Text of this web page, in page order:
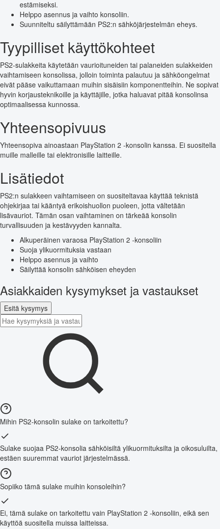
estämiseksi.
Helppo asennus ja vaihto konsoliin.
Suunniteltu säilyttämään PS2:n sähköjärjestelmän eheys.
Tyypilliset käyttökohteet
PS2-sulakkeita käytetään vaurioituneiden tai palaneiden sulakkeiden
vaihtamiseen konsolissa, jolloin toiminta palautuu ja sähköongelmat
eivät pääse vaikuttamaan muihin sisäisiin komponentteihin. Ne sopivat
hyvin korjausteknikoille ja käyttäjille, jotka haluavat pitää konsolinsa
optimaalisessa kunnossa.
Yhteensopivuus
Yhteensopiva ainoastaan PlayStation 2 -konsolin kanssa. Ei suositella
muille malleille tai elektronisille laitteille.
Lisätiedot
PS2:n sulakkeen vaihtamiseen on suositeltavaa käyttää teknistä
ohjekirjaa tai kääntyä erikoishuollon puoleen, jotta vältetään
lisävauriot. Tämän osan vaihtaminen on tärkeää konsolin
turvallisuuden ja kestävyyden kannalta.
Alkuperäinen varaosa PlayStation 2 -konsoliin
Suoja ylikuormituksia vastaan
Helppo asennus ja vaihto
Säilyttää konsolin sähköisen eheyden
Asiakkaiden kysymykset ja vastaukset
Esitä kysymys
Mihin PS2-konsolin sulake on tarkoitettu?
Sulake suojaa PS2-konsolia sähköisiltä ylikuormituksilta ja oikosuluilta,
estäen suuremmat vauriot järjestelmässä.
Sopiiko tämä sulake muihin konsoleihin?
Ei, tämä sulake on tarkoitettu vain PlayStation 2 -konsoliin, eikä sen
käyttöä suositella muissa laitteissa.